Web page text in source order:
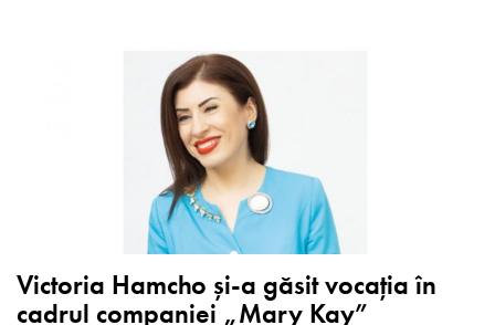
Victoria Hamcho și-a găsit vocația în
cadrul companiei „Mary Kay”